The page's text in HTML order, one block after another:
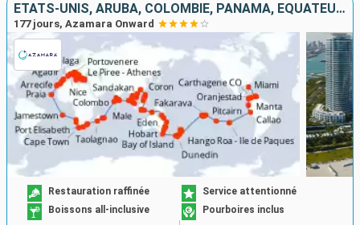
ÉTATS-UNIS, ARUBA, COLOMBIE, PANAMA, ÉQUATEUR, PÉROU, CHILI, ROYAUME-UNI, NOUVELLE-ZÉLANDE, AUSTRALIE, INDONÉSIE, MALAISIE, PHILIPPINES, CHINE, VIETNAM, THAÏLANDE, SINGAPOUR, SRI LANKA, INDE, MALDIVES
177 jours, Azamara Onward
Restauration raffinée
Service attentionné
Boissons all-inclusive
Pourboires inclus